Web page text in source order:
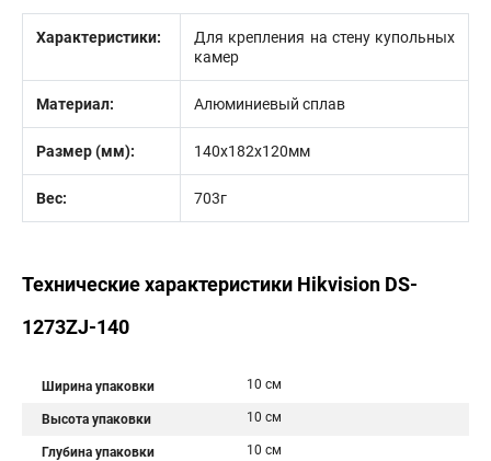
Характеристики:
Для крепления на стену купольных
камер
Материал: Алюминиевый сплав
Размер (мм): 140х182х120мм
Вес: 703г
Технические характеристики Hikvision DS-
1273ZJ-140
Ширина упаковки 10 см
Высота упаковки 10 см
Глубина упаковки 10 см